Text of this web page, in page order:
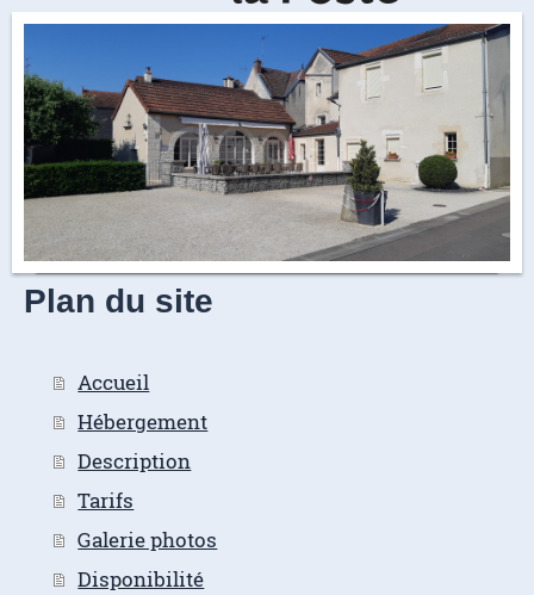
Plan du site
Accueil
Hébergement
Description
Tarifs
Galerie photos
Disponibilité